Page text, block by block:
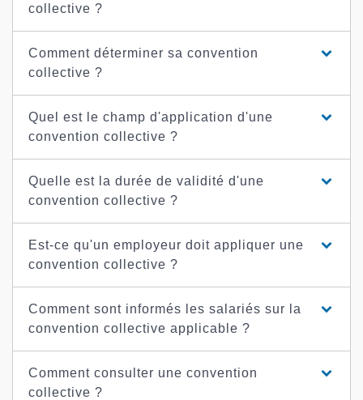
collective ?
Comment déterminer sa convention
collective ?
Quel est le champ d'application d'une
convention collective ?
Quelle est la durée de validité d'une
convention collective ?
Est-ce qu'un employeur doit appliquer une
convention collective ?
Comment sont informés les salariés sur la
convention collective applicable ?
Comment consulter une convention
collective ?